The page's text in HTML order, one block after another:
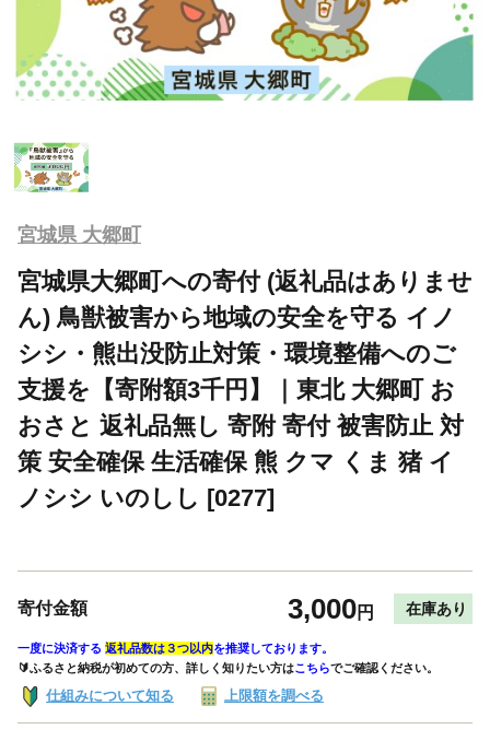
宮城県 大郷町
宮城県大郷町への寄付 (返礼品はありませ
ん) 鳥獣被害から地域の安全を守る イノ
シシ・熊出没防止対策・環境整備へのご
支援を【寄附額3千円】｜東北 大郷町 お
おさと 返礼品無し 寄附 寄付 被害防止 対
策 安全確保 生活確保 熊 クマ くま 猪 イ
ノシシ いのしし [0277]
寄付金額 3,000円 在庫あり
一度に決済する 返礼品数は３つ以内を推奨しております。
🔰ふるさと納税が初めての方、詳しく知りたい方はこちらでご確認ください。
仕組みについて知る 上限額を調べる